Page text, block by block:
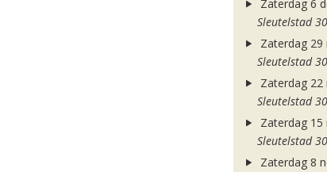
Zaterdag 6
Sleutelstad 30
Zaterdag 29
Sleutelstad 30
Zaterdag 22
Sleutelstad 30
Zaterdag 15
Sleutelstad 30
Zaterdag 8